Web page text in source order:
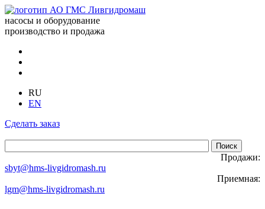
насосы и оборудование
производство и продажа
RU
EN
Сделать заказ
Продажи:
sbyt@hms-livgidromash.ru
Приемная:
lgm@hms-livgidromash.ru